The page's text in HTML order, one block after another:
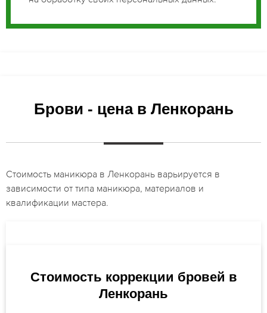
Брови - цена в Ленкорань
Стоимость маникюра в Ленкорань варьируется в
зависимости от типа маникюра, материалов и
квалификации мастера.
Стоимость коррекции бровей в
Ленкорань